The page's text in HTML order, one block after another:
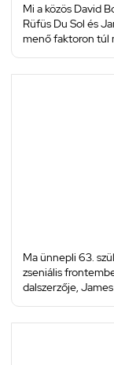
Mi a közös David
Rüfüs Du Sol és
menő faktoron túl
Ma ünnepli 63.
zseniális
dalszerzője,